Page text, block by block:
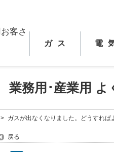
ガス 電
業務用 ･ 産業用 よ
> ガスが出なくなりました。どうすれば
戻る